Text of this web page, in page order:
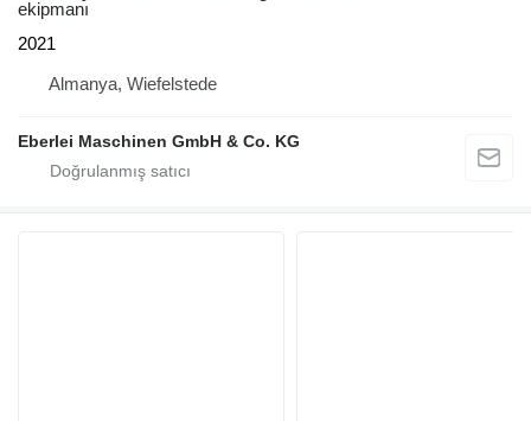
ekipmanı
2021
Almanya, Wiefelstede
Eberlei Maschinen GmbH & Co. KG